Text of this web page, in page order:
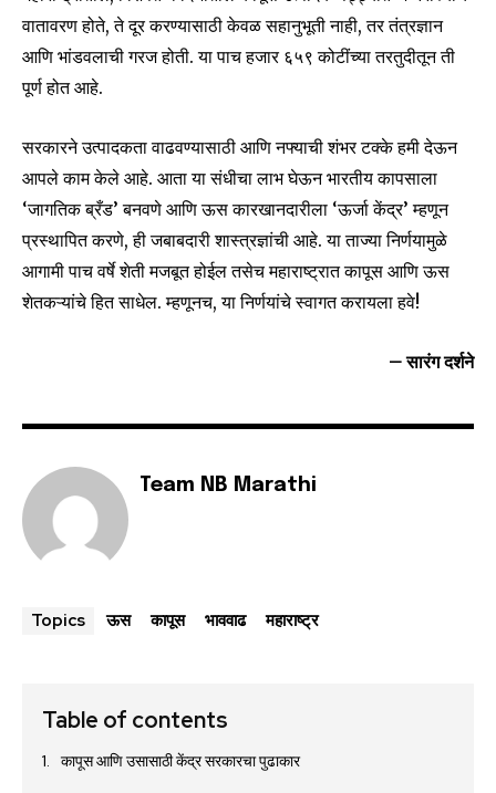
वातावरण होते, ते दूर करण्यासाठी केवळ सहानुभूती नाही, तर तंत्रज्ञान
आणि भांडवलाची गरज होती. या पाच हजार ६५९ कोटींच्या तरतुदीतून ती
पूर्ण होत आहे.
सरकारने उत्पादकता वाढवण्यासाठी आणि नफ्याची शंभर टक्के हमी देऊन
आपले काम केले आहे. आता या संधीचा लाभ घेऊन भारतीय कापसाला
‘जागतिक ब्रँड’ बनवणे आणि ऊस कारखानदारीला ‘ऊर्जा केंद्र’ म्हणून
प्रस्थापित करणे, ही जबाबदारी शास्त्रज्ञांची आहे. या ताज्या निर्णयामुळे
आगामी पाच वर्षे शेती मजबूत होईल तसेच महाराष्ट्रात कापूस आणि ऊस
शेतकऱ्यांचे हित साधेल. म्हणूनच, या निर्णयांचे स्वागत करायला हवे!
– सारंग दर्शने
Team NB Marathi
Topics ऊस कापूस भाववाढ महाराष्ट्र
Table of contents
कापूस आणि उसासाठी केंद्र सरकारचा पुढाकार